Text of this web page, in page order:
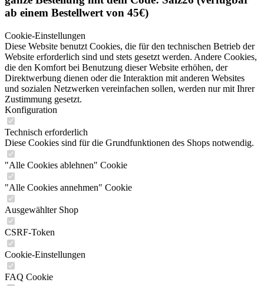
ab einem Bestellwert von 45€)
Cookie-Einstellungen
Diese Website benutzt Cookies, die für den technischen Betrieb der
Website erforderlich sind und stets gesetzt werden. Andere Cookies,
die den Komfort bei Benutzung dieser Website erhöhen, der
Direktwerbung dienen oder die Interaktion mit anderen Websites
und sozialen Netzwerken vereinfachen sollen, werden nur mit Ihrer
Zustimmung gesetzt.
Konfiguration
Technisch erforderlich
Diese Cookies sind für die Grundfunktionen des Shops notwendig.
"Alle Cookies ablehnen" Cookie
"Alle Cookies annehmen" Cookie
Ausgewählter Shop
CSRF-Token
Cookie-Einstellungen
FAQ Cookie